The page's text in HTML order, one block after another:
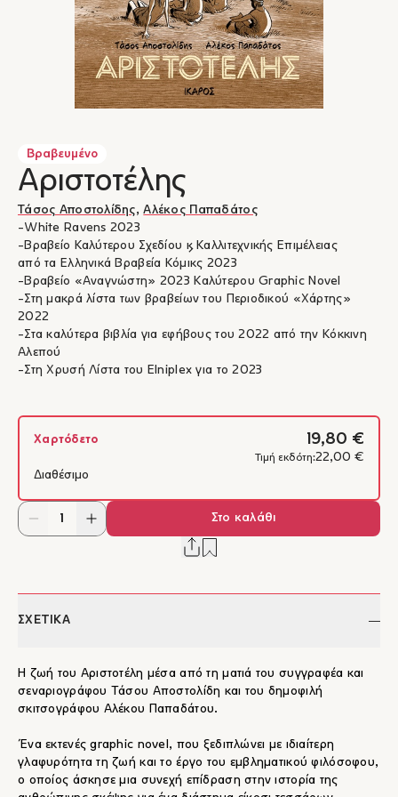
Βραβευμένο
Αριστοτέλης
Τάσος Αποστολίδης,Αλέκος Παπαδάτος
-White Ravens 2023
-Βραβείο Καλύτερου Σχεδίου & Καλλιτεχνικής Επιμέλειας
από τα Ελληνικά Βραβεία Κόμικς 2023
-Βραβείο «Αναγνώστη» 2023 Καλύτερου Graphic Novel
-Στη μακρά λίστα των βραβείων του Περιοδικού «Χάρτης»
2022
-Στα καλύτερα βιβλία για εφήβους του 2022 από την Κόκκινη
Αλεπού
-Στη Χρυσή Λίστα του Elniplex για το 2023
Χαρτόδετο 19,80 €
Τιμή εκδότη:22,00 €
Διαθέσιμο
Στο καλάθι
ΣΧΕΤΙΚΑ
Η ζωή του Αριστοτέλη μέσα από τη ματιά του συγγραφέα και
σεναριογράφου Τάσου Αποστολίδη και του δημοφιλή
σκιτσογράφου Αλέκου Παπαδάτου.
Ένα εκτενές graphic novel, που ξεδιπλώνει με ιδιαίτερη
γλαφυρότητα τη ζωή και το έργο του εμβληματικού φιλόσοφου,
ο οποίος άσκησε μια συνεχή επίδραση στην ιστορία της